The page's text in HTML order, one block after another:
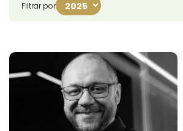
Filtrar por